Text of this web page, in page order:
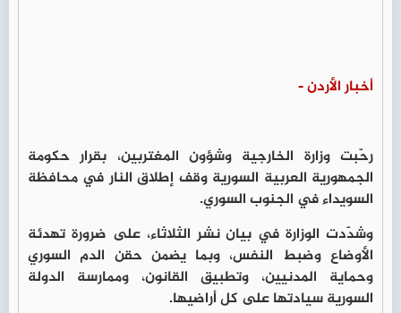
أخبار الأردن -
رحّبت وزارة الخارجية وشؤون المغتربين، بقرار حكومة
الجمهورية العربية السورية وقف إطلاق النار في محافظة
السويداء في الجنوب السوري.
وشدّدت الوزارة في بيان نشر الثلاثاء، على ضرورة تهدئة
الأوضاع وضبط النفس، وبما يضمن حقن الدم السوري
وحماية المدنيين، وتطبيق القانون، وممارسة الدولة
السورية سيادتها على كل أراضيها.